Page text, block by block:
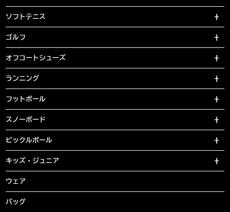
ソフトテニス
ゴルフ
オフコートシューズ
ランニング
フットボール
スノーボード
ピックルボール
キッズ・ジュニア
ウェア
バッグ